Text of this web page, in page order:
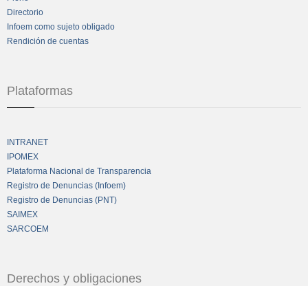
Directorio
Infoem como sujeto obligado
Rendición de cuentas
Plataformas
INTRANET
IPOMEX
Plataforma Nacional de Transparencia
Registro de Denuncias (Infoem)
Registro de Denuncias (PNT)
SAIMEX
SARCOEM
Derechos y obligaciones